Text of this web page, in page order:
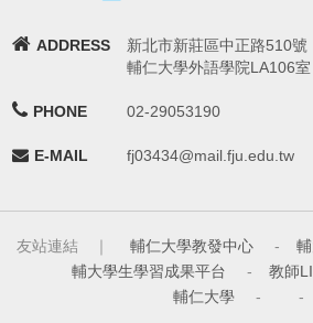
ADDRESS
新北市新莊區中正路510號
輔仁大學外語學院LA106室
PHONE 02-29053190
E-MAIL fj03434@mail.fju.edu.tw
友站連結 ｜ 輔仁大學教發中心 -
輔大學生學習成果平台
- 教師
輔仁大學
- -